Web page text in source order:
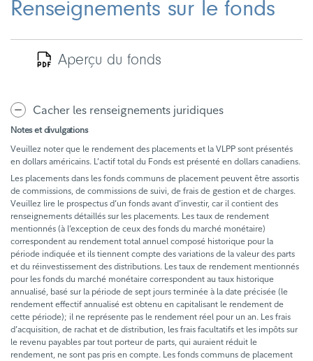
Renseignements sur le fonds
Aperçu du fonds
Cacher les renseignements juridiques
Notes et divulgations
Veuillez noter que le rendement des placements et la VLPP sont présentés
en dollars américains. L’actif total du Fonds est présenté en dollars canadiens.
Les placements dans les fonds communs de placement peuvent être assortis
de commissions, de commissions de suivi, de frais de gestion et de charges.
Veuillez lire le prospectus d’un fonds avant d’investir, car il contient des
renseignements détaillés sur les placements. Les taux de rendement
mentionnés (à l’exception de ceux des fonds du marché monétaire)
correspondent au rendement total annuel composé historique pour la
période indiquée et ils tiennent compte des variations de la valeur des parts
et du réinvestissement des distributions. Les taux de rendement mentionnés
pour les fonds du marché monétaire correspondent au taux historique
annualisé, basé sur la période de sept jours terminée à la date précisée (le
rendement effectif annualisé est obtenu en capitalisant le rendement de
cette période); il ne représente pas le rendement réel pour un an. Les frais
d’acquisition, de rachat et de distribution, les frais facultatifs et les impôts sur
le revenu payables par tout porteur de parts, qui auraient réduit le
rendement, ne sont pas pris en compte. Les fonds communs de placement